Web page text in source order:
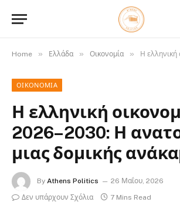
Home » Ελλάδα » Οικονομία » Η ελληνική οικονομία
ΟΙΚΟΝΟΜΊΑ
Η ελληνική
2026–2030: Η
μιας δομικής
By Athens Politics
26 Μαΐου, 2026
Δεν υπάρχουν Σχόλια
7 Mins Read